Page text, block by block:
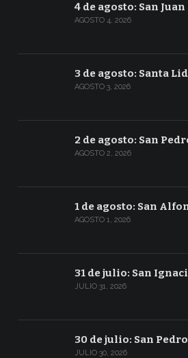
4 de agosto: San
AGOSTO 4, 2026
3 de agosto: Santa
AGOSTO 3, 2026
2 de agosto: San
AGOSTO 2, 2026
1 de agosto: San
AGOSTO 1, 2026
31 de julio: San
JULIO 31, 2026
30 de julio: San
JULIO 30, 2026